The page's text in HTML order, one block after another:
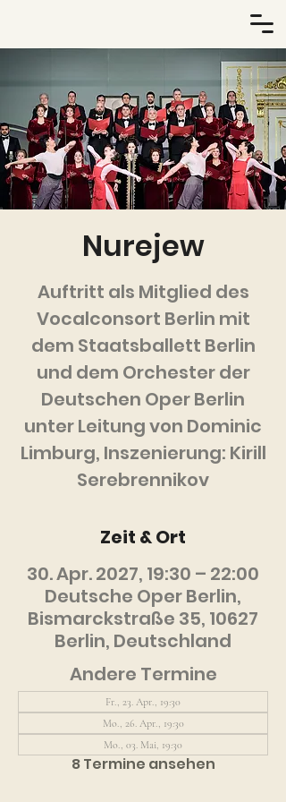
Nurejew
Auftritt als Mitglied des
Vocalconsort Berlin mit
dem Staatsballett Berlin
und dem Orchester der
Deutschen Oper Berlin
unter Leitung von Dominic
Limburg, Inszenierung: Kirill
Serebrennikov
Zeit & Ort
30. Apr. 2027, 19:30 – 22:00
Deutsche Oper Berlin,
Bismarckstraße 35, 10627
Berlin, Deutschland
Andere Termine
Fr., 23. Apr., 19:30
Mo., 26. Apr., 19:30
Mo., 03. Mai, 19:30
8 Termine ansehen